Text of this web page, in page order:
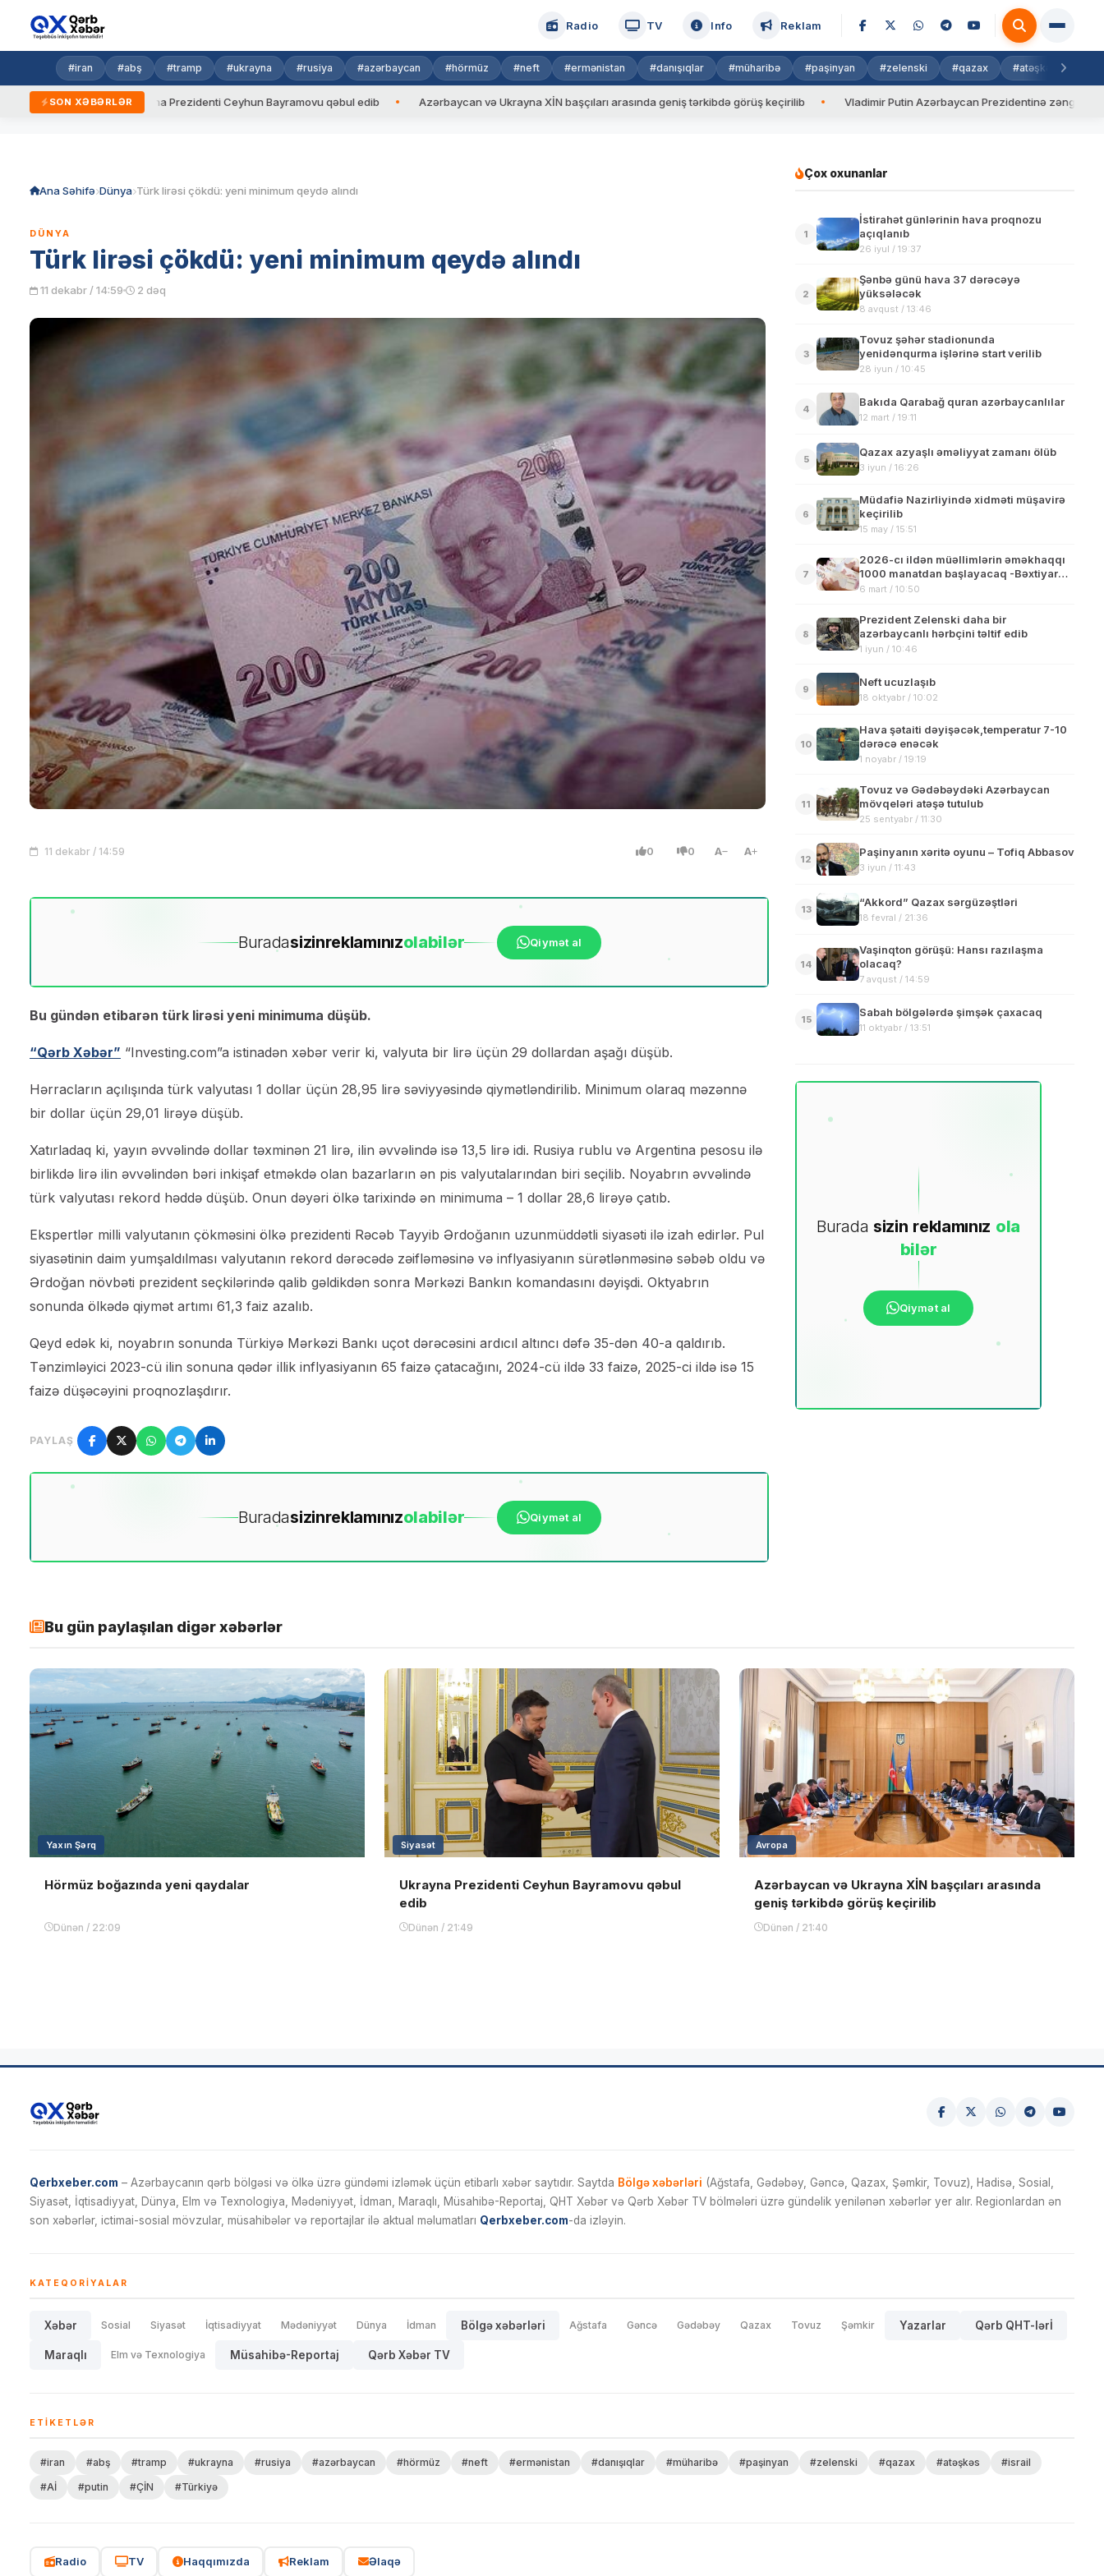
Radio TV Info Reklam
#iran #abş #tramp #ukrayna #rusiya #azərbaycan #hörmüz #neft #ermənistan #danışıqlar #müharibə #paşinyan #zelenski #qazax #atəşkəs
SON XƏBƏRLƏR
Ukrayna Prezidenti Ceyhun Bayramovu qəbul edib Azərbaycan və Ukrayna XİN başçıları arasında geniş tərkibdə görüş keçirilib Vladimir Putin Azərbaycan Prezidentinə zəng edib
Ana Səhifə Dünya Türk lirəsi çökdü: yeni minimum qeydə alındı
DÜNYA
Türk lirəsi çökdü: yeni minimum qeydə alındı
11 dekabr / 14:59 2 dəq
11 dekabr / 14:59 0 0 A A
Buradasizinreklamınızolabilər Qiymət al
Bu gündən etibarən türk lirəsi yeni minimuma düşüb.
“Qərb Xəbər” “Investing.com”a istinadən xəbər verir ki, valyuta bir lirə üçün 29 dollardan aşağı düşüb.
Hərracların açılışında türk valyutası 1 dollar üçün 28,95 lirə səviyyəsində qiymətləndirilib. Minimum olaraq məzənnə
bir dollar üçün 29,01 lirəyə düşüb.
Xatırladaq ki, yayın əvvəlində dollar təxminən 21 lirə, ilin əvvəlində isə 13,5 lirə idi. Rusiya rublu və Argentina pesosu ilə
birlikdə lirə ilin əvvəlindən bəri inkişaf etməkdə olan bazarların ən pis valyutalarından biri seçilib. Noyabrın əvvəlində
türk valyutası rekord həddə düşüb. Onun dəyəri ölkə tarixində ən minimuma – 1 dollar 28,6 lirəyə çatıb.
Ekspertlər milli valyutanın çökməsini ölkə prezidenti Rəcəb Tayyib Ərdoğanın uzunmüddətli siyasəti ilə izah edirlər. Pul
siyasətinin daim yumşaldılması valyutanın rekord dərəcədə zəifləməsinə və inflyasiyanın sürətlənməsinə səbəb oldu və
Ərdoğan növbəti prezident seçkilərində qalib gəldikdən sonra Mərkəzi Bankın komandasını dəyişdi. Oktyabrın
sonunda ölkədə qiymət artımı 61,3 faiz azalıb.
Qeyd edək ki, noyabrın sonunda Türkiyə Mərkəzi Bankı uçot dərəcəsini ardıcıl altıncı dəfə 35-dən 40-a qaldırıb.
Tənzimləyici 2023-cü ilin sonuna qədər illik inflyasiyanın 65 faizə çatacağını, 2024-cü ildə 33 faizə, 2025-ci ildə isə 15
faizə düşəcəyini proqnozlaşdırır.
PAYLAŞ
Buradasizinreklamınızolabilər Qiymət al
Çox oxunanlar
1
İstirahət günlərinin hava proqnozu
açıqlanıb
26 iyul / 19:37
2
Şənbə günü hava 37 dərəcəyə
yüksələcək
8 avqust / 13:46
3
Tovuz şəhər stadionunda
yenidənqurma işlərinə start verilib
28 iyun / 10:45
4
Bakıda Qarabağ quran azərbaycanlılar
12 mart / 19:11
5
Qazax azyaşlı əməliyyat zamanı ölüb
3 iyun / 16:26
6
Müdafiə Nazirliyində xidməti müşavirə
keçirilib
15 may / 15:51
7
2026-cı ildən müəllimlərin əməkhaqqı
1000 manatdan başlayacaq -Bəxtiyar
Əliyev
6 mart / 10:50
8
Prezident Zelenski daha bir
azərbaycanlı hərbçini təltif edib
1 iyun / 10:46
9
Neft ucuzlaşıb
18 oktyabr / 10:02
10
Hava şətaiti dəyişəcək,temperatur 7-10
dərəcə enəcək
1 noyabr / 19:19
11
Tovuz və Gədəbəydəki Azərbaycan
mövqeləri atəşə tutulub
25 sentyabr / 11:30
12
Paşinyanın xəritə oyunu – Tofiq Abbasov
3 iyun / 11:43
13
“Akkord” Qazax sərgüzəştləri
18 fevral / 21:36
14
Vaşinqton görüşü: Hansı razılaşma
olacaq?
7 avqust / 14:59
15
Sabah bölgələrdə şimşək çaxacaq
11 oktyabr / 13:51
Burada sizin reklamınız ola
bilər
Qiymət al
Bu gün paylaşılan digər xəbərlər
Yaxın Şərq
Hörmüz boğazında yeni qaydalar
Dünən / 22:09
Siyasət
Ukrayna Prezidenti Ceyhun Bayramovu qəbul
edib
Dünən / 21:49
Avropa
Azərbaycan və Ukrayna XİN başçıları arasında
geniş tərkibdə görüş keçirilib
Dünən / 21:40
Qerbxeber.com – Azərbaycanın qərb bölgəsi və ölkə üzrə gündəmi izləmək üçün etibarlı xəbər saytıdır. Saytda Bölgə xəbərləri (Ağstafa, Gədəbəy, Gəncə, Qazax, Şəmkir, Tovuz), Hadisə, Sosial,
Siyasət, İqtisadiyyat, Dünya, Elm və Texnologiya, Mədəniyyət, İdman, Maraqlı, Müsahibə-Reportaj, QHT Xəbər və Qərb Xəbər TV bölmələri üzrə gündəlik yenilənən xəbərlər yer alır. Regionlardan ən
son xəbərlər, ictimai-sosial mövzular, müsahibələr və reportajlar ilə aktual məlumatları Qerbxeber.com-da izləyin.
KATEQORIYALAR
Xəbər Sosial Siyasət İqtisadiyyat Mədəniyyət Dünya İdman Bölgə xəbərləri Ağstafa Gəncə Gədəbəy Qazax Tovuz Şəmkir Yazarlar Qərb QHT-lərİ
Maraqlı Elm və Texnologiya Müsahibə-Reportaj Qərb Xəbər TV
ETIKETLƏR
#iran #abş #tramp #ukrayna #rusiya #azərbaycan #hörmüz #neft #ermənistan #danışıqlar #müharibə #paşinyan #zelenski #qazax #atəşkəs
#israil
#Aİ
#putin #ÇİN #Türkiyə
Radio TV Haqqımızda Reklam Əlaqə